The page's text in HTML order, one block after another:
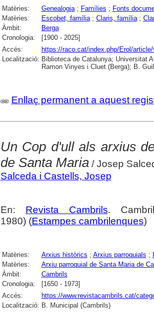
Matèries: Genealogia; Famílies ; Fonts
Matèries:
Escobet, família; Claris, família;
Àmbit:
Berga
Cronologia:
[1900 - 2025]
Accés:
https://raco.cat/index.php/Erol/article/
Localització: Biblioteca de Catalunya; Universitat
Ramon Vinyes i Cluet (Berga); B.
Enllaç permanent a aquest
Un Cop d'ull als arxius
de Santa Maria/ Josep
Salceda i Castells, Josep
En: Revista Cambrils.
1980) (Estampes cambrilenques)
Matèries: Arxius històrics ; Arxius parroquials ;
Matèries:
Arxiu parroquial de Santa Maria de
Àmbit:
Cambrils
Cronologia:
[1650 - 1973]
Accés:
https://www.revistacambrils.cat/
Localització: B. Municipal (Cambrils)